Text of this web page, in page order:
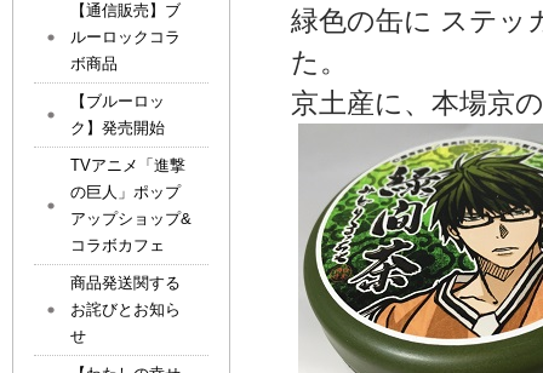
緑色の缶に ステッ
た。
京土産に、本場京
【通信販売】ブ
ルーロックコラ
ボ商品
【ブルーロッ
ク】発売開始
TVアニメ「進撃
の巨人」ポップ
アップショップ&
コラボカフェ
商品発送関する
お詫びとお知ら
せ